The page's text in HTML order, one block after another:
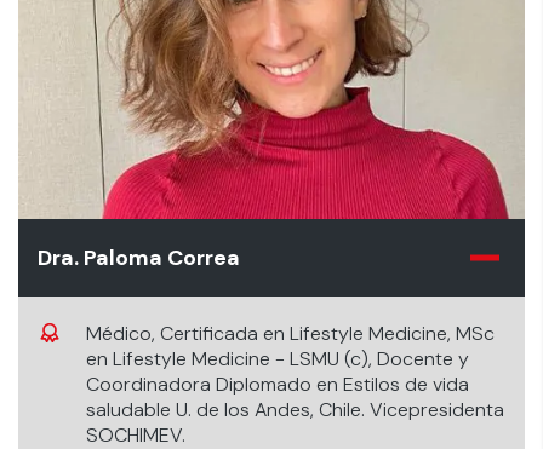
Dra. Paloma Correa
Médico, Certificada en Lifestyle Medicine, MSc
en Lifestyle Medicine - LSMU (c), Docente y
Coordinadora Diplomado en Estilos de vida
saludable U. de los Andes, Chile. Vicepresidenta
SOCHIMEV.